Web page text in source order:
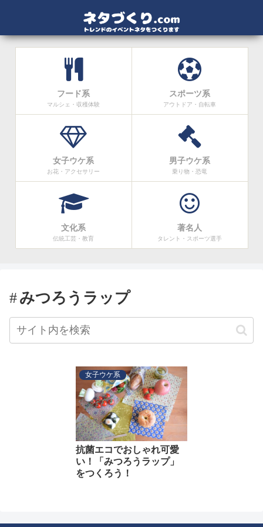
フード系
マルシェ・収穫体験
スポーツ系
アウトドア・自転車
女子ウケ系
お花・アクセサリー
男子ウケ系
乗り物・恐竜
文化系
伝統工芸・教育
著名人
タレント・スポーツ選手
みつろうラップ
女子ウケ系
抗菌エコでおしゃれ可愛
い！「みつろうラップ」
をつくろう！